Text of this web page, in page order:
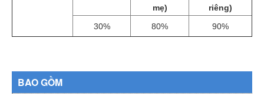
mẹ)
riêng)
30%
80% 90%
BAO GỒM